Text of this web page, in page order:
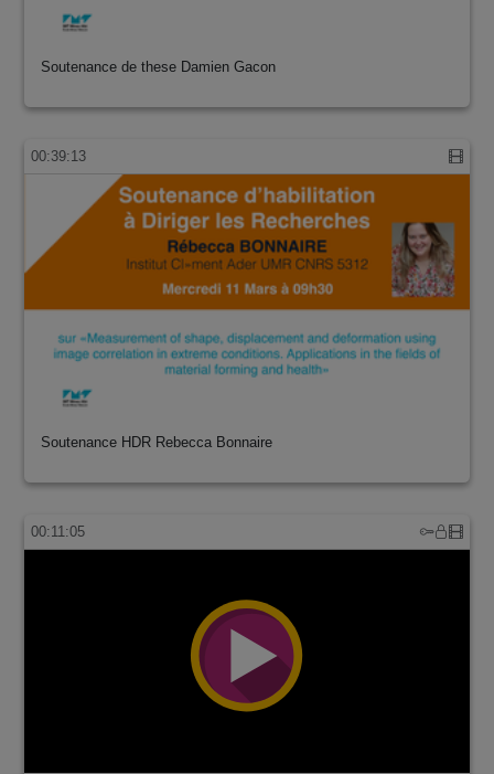
Soutenance de these Damien Gacon
00:39:13
Soutenance HDR Rebecca Bonnaire
00:11:05